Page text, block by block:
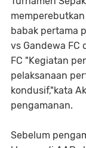
babak pertama
vs Gandewa FC
FC "Kegiatan
pelaksanaan
kondusif,"kata
pengamanan.
Sebelum